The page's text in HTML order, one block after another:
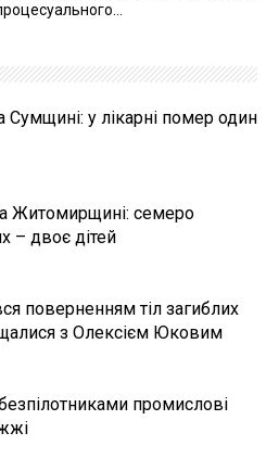
у лікарні помер один
Житомирщині: семеро
– двоє дітей
поверненням тіл загиблих
з Олексієм Юковим
промислові